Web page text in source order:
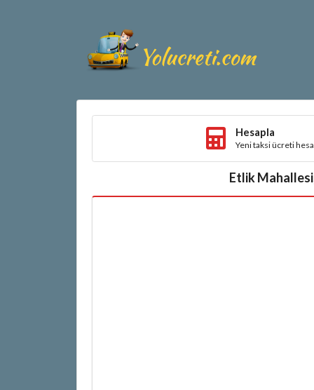
Hesapla
Yeni taksi ücreti
Etlik